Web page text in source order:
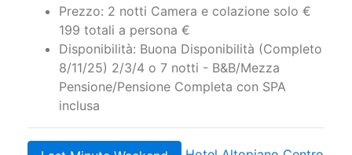
Trattamento: Bed and Breakfast/Mezza
Pensione/Pensione Completa
Prezzo: 2 notti Camera e colazione solo €
199 totali a persona €
Disponibilità: Buona Disponibilità (Completo
8/11/25) 2/3/4 o 7 notti - B&B/Mezza
inclusa